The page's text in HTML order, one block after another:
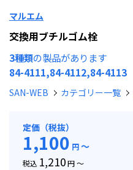
マルエム
交換用ブチルゴム栓
3種類の製品があります
84-4111,84-4112,84-4113
SAN-WEB カテゴリー一覧
定価（税抜）
1,100 円～
税込 1,210円 ～